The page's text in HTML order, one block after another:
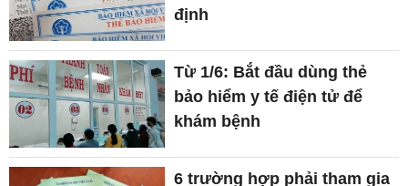
định
Từ 1/6: Bắt đầu dùng thẻ
bảo hiểm y tế điện tử để
khám bệnh
6 trường hợp phải tham gia